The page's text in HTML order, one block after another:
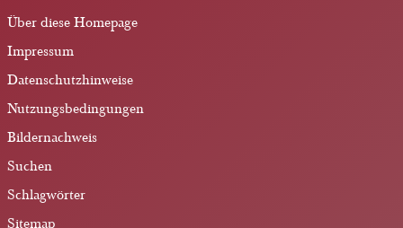
Über diese Homepage
Impressum
Datenschutzhinweise
Nutzungsbedingungen
Bildernachweis
Suchen
Schlagwörter
Sitemap